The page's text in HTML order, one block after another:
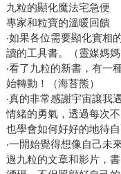
九粒的顯化魔法宅急便
專家和粒寶的溫暖回饋
‧如果各位需要顯化實相
讀的工具書。（靈媒媽媽
‧看了九粒的新書，有一
始轉動！（海苔熊）
‧真的非常感謝宇宙讓我
情緒的勇氣，透過每次
也學會如何好好的地待自
‧一開始覺得想像自己未
過九粒的文章和影片，